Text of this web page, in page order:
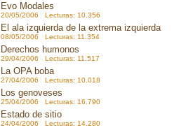
Evo Modales
20/05/2006 Lecturas: 10.356
El ala izquierda de la extrema izquierda
08/05/2006 Lecturas: 11.354
Derechos humonos
29/04/2006 Lecturas: 11.517
La OPA boba
27/04/2006 Lecturas: 10.018
Los genoveses
25/04/2006 Lecturas: 16.790
Estado de sitio
24/04/2006 Lecturas: 14.280